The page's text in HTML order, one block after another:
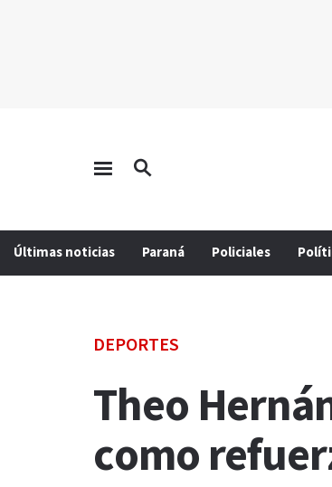
Últimas noticias Paraná Policiales
DEPORTES
Theo
como